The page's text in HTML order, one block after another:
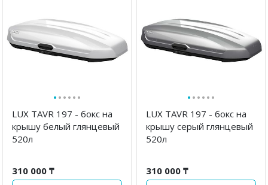
······
LUX TAVR 197 - бокс на
крышу белый глянцевый
520л
310 000 ₸
······
LUX TAVR 197 - бокс на
крышу серый глянцевый
520л
310 000 ₸